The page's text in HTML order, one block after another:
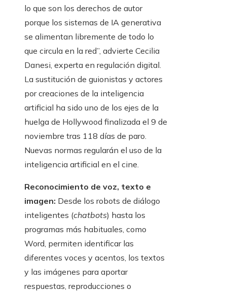
lo que son los derechos de autor
porque los sistemas de IA generativa
se alimentan libremente de todo lo
que circula en la red”, advierte Cecilia
Danesi, experta en regulación digital.
La sustitución de guionistas y actores
por creaciones de la inteligencia
artificial ha sido uno de los ejes de la
huelga de Hollywood finalizada el 9 de
noviembre tras 118 días de paro.
Nuevas normas regularán el uso de la
inteligencia artificial en el cine.
Reconocimiento de voz, texto e
imagen: Desde los robots de diálogo
inteligentes (chatbots) hasta los
programas más habituales, como
Word, permiten identificar las
diferentes voces y acentos, los textos
y las imágenes para aportar
respuestas, reproducciones o